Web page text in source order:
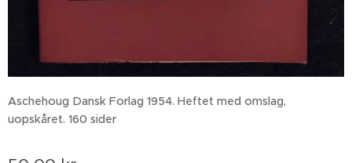
Aschehoug Dansk Forlag 1954. Heftet med omslag,
uopskåret. 160 sider